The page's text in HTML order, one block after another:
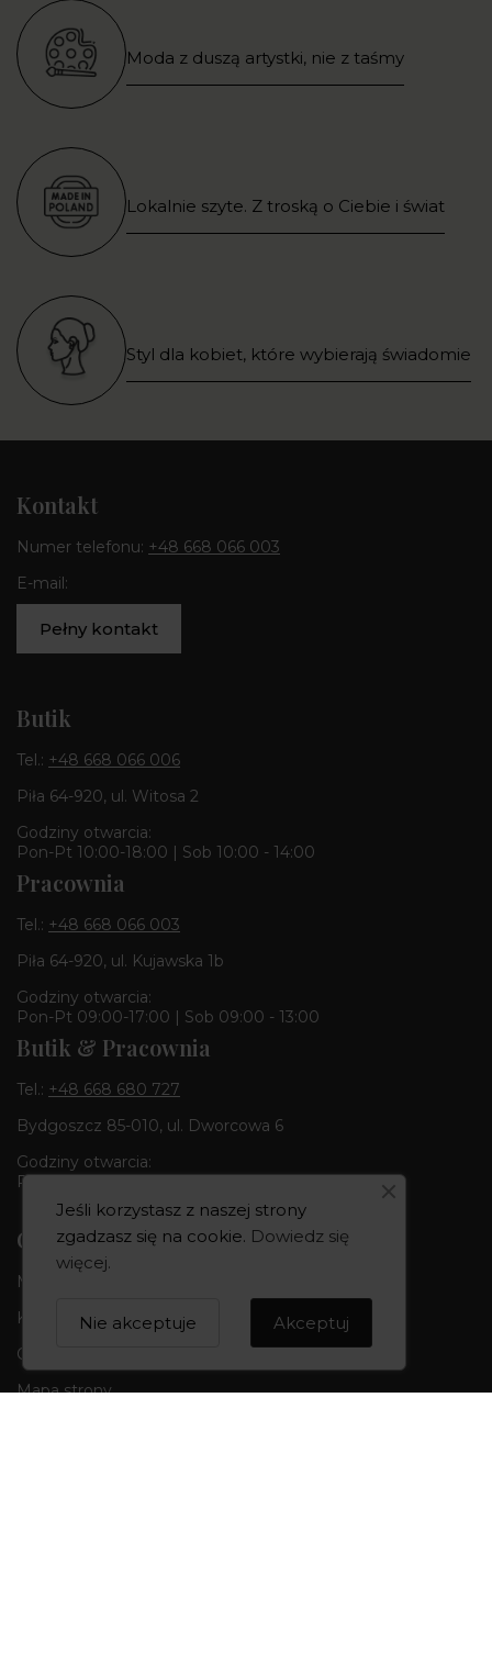
Moda z duszą artystki, nie z taśmy
Lokalnie szyte. Z troską o Ciebie i świat
Styl dla kobiet, które wybierają świadomie
Kontakt
Numer telefonu: +48 668 066 003
E-mail:
Pełny kontakt
Butik
Tel.: +48 668 066 006
Piła 64-920, ul. Witosa 2
Godziny otwarcia:
Pon-Pt 10:00-18:00 | Sob 10:00 - 14:00
Pracownia
Tel.: +48 668 066 003
Piła 64-920, ul. Kujawska 1b
Godziny otwarcia:
Pon-Pt 09:00-17:00 | Sob 09:00 - 13:00
Butik & Pracownia
Tel.: +48 668 680 727
Bydgoszcz 85-010, ul. Dworcowa 6
Godziny otwarcia:
Pon-Pt 10:00-18:00 | Sob 10:00 - 14:00
CREOWNIA
Marka CREOWNIA
Karta Podarunkowa
Q&A czyli pytania i odpowiedzi
Mapa strony
Jeśli korzystasz z naszej strony
zgadzasz się na cookie. Dowiedz się
więcej.
Akceptuj
Nie akceptuje